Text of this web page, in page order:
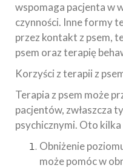
wspomaga pacjenta w
czynności. Inne formy
przez kontakt z psem,
psem oraz terapię
Korzyści z terapii z
Terapia z psem może
pacjentów, zwłaszcza
psychicznymi. Oto
Obniżenie
może pomóc w